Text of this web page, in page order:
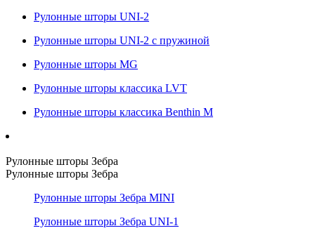
Рулонные шторы UNI-2
Рулонные шторы UNI-2 с пружиной
Рулонные шторы MG
Рулонные шторы классика LVT
Рулонные шторы классика Benthin M
Рулонные шторы Зебра
Рулонные шторы Зебра
Рулонные шторы Зебра MINI
Рулонные шторы Зебра UNI-1